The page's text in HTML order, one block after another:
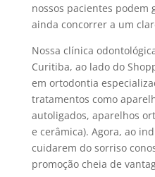
nossos pacientes podem
ainda concorrer a um
Nossa clínica
Curitiba, ao lado do
em ortodontia
tratamentos como
autoligados, aparelhos
e cerâmica). Agora, ao
cuidarem do sorriso
promoção cheia de